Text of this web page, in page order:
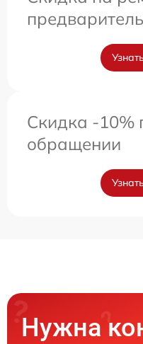
Скидка -10%
обращении
Нужна